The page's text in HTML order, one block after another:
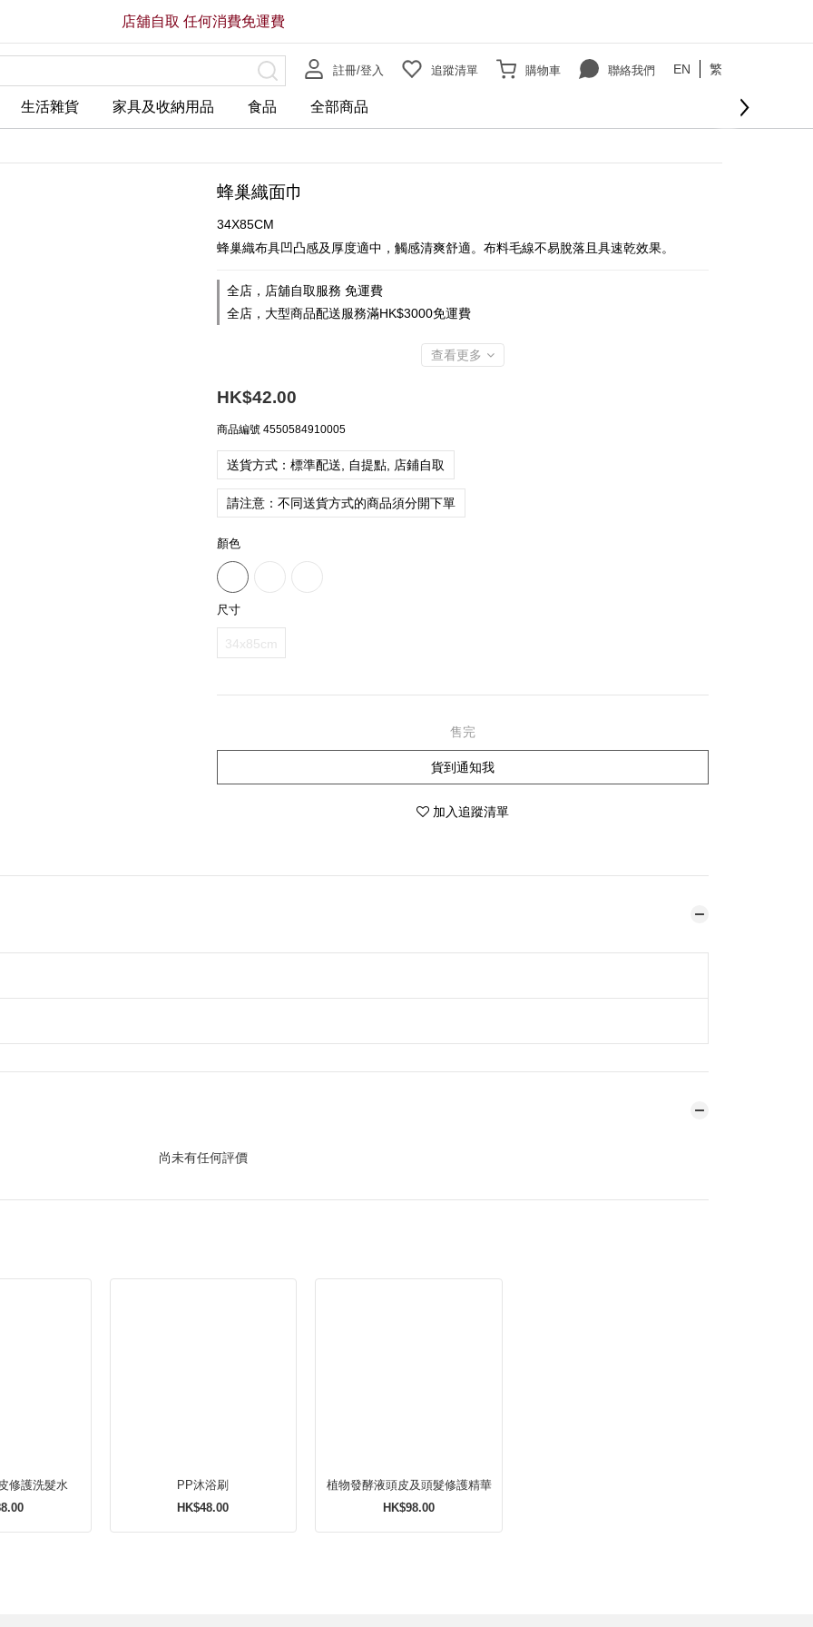
註冊/登入 追蹤清單 購物車 聯絡我們 EN 繁
生活雜貨 家具及收納用品 食品 全部商品
店舖自取 任何消費免運費
蜂巢織面巾
34X85CM
蜂巢織布具凹凸感及厚度適中，觸感清爽舒適。布料毛線不易脫落且具速乾效果。
全店，店舖自取服務 免運費
全店，大型商品配送服務滿HK$3000免運費
查看更多
HK$42.00
商品編號 4550584910005
送貨方式：標準配送, 自提點, 店鋪自取
請注意：不同送貨方式的商品須分開下單
顏色
尺寸
34x85cm
售完
貨到通知我
加入追蹤清單
尚未有任何評價
修護洗髮水
PP沐浴刷
HK$48.00
植物發酵液頭皮及頭髮修護精華
HK$98.00